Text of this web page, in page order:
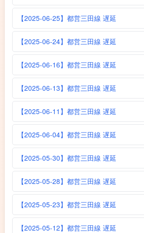
【2025-06-25】都営三田線 遅延
【2025-06-24】都営三田線 遅延
【2025-06-16】都営三田線 遅延
【2025-06-13】都営三田線 遅延
【2025-06-11】都営三田線 遅延
【2025-06-04】都営三田線 遅延
【2025-05-30】都営三田線 遅延
【2025-05-28】都営三田線 遅延
【2025-05-23】都営三田線 遅延
【2025-05-12】都営三田線 遅延